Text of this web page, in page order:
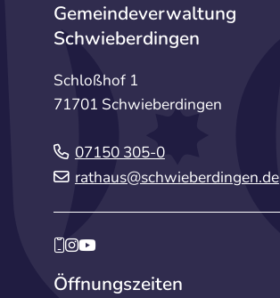
Gemeindeverwaltung
Schwieberdingen
Schloßhof 1
71701 Schwieberdingen
07150 305-0
rathaus@schwieberdingen.de
Öffnungszeiten